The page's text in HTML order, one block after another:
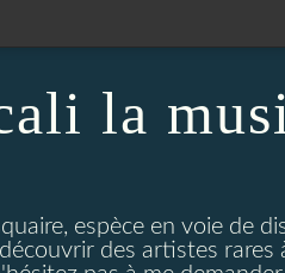
la
espèce en voie de
des artistes